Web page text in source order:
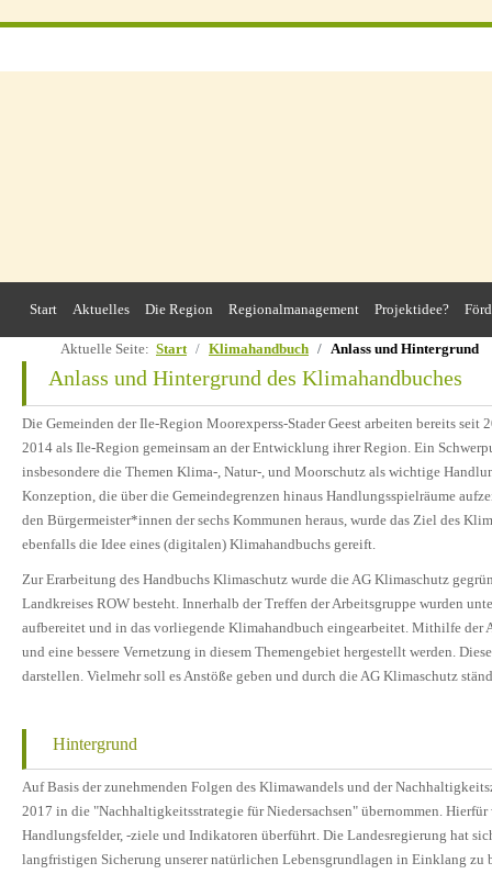
Start Aktuelles Die Region Regionalmanagement Projektidee?
Aktuelle Seite: Start Klimahandbuch Anlass und Hintergrund
Anlass und Hintergrund des Klimahandbuches
Die Gemeinden der Ile-Region Moorexperss-Stader Geest arbeiten bereits
2014 als Ile-Region gemeinsam an der Entwicklung ihrer Region. Ein
insbesondere die Themen Klima-, Natur-, und Moorschutz als wichtige
Konzeption, die über die Gemeindegrenzen hinaus Handlungsspielräume
den Bürgermeister*innen der sechs Kommunen heraus, wurde das Ziel des
ebenfalls die Idee eines (digitalen) Klimahandbuchs gereift.
Zur Erarbeitung des Handbuchs Klimaschutz wurde die AG Klimaschutz
Landkreises ROW besteht. Innerhalb der Treffen der Arbeitsgruppe wurden
aufbereitet und in das vorliegende Klimahandbuch eingearbeitet. Mithilfe der
und eine bessere Vernetzung in diesem Themengebiet hergestellt werden.
darstellen. Vielmehr soll es Anstöße geben und durch die AG Klimaschutz
Hintergrund
Auf Basis der zunehmenden Folgen des Klimawandels und der
2017 in die "Nachhaltigkeitsstrategie für Niedersachsen" übernommen.
Handlungsfelder, -ziele und Indikatoren überführt. Die Landesregierung hat
langfristigen Sicherung unserer natürlichen Lebensgrundlagen in Einklang